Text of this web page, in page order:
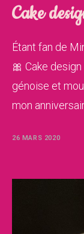
Cake
Étant fan de
🎀 Cake
génoise et
mon
26 MARS 2020